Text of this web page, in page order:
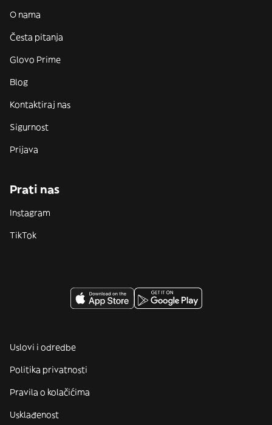
O nama
Česta pitanja
Glovo Prime
Blog
Kontaktiraj nas
Sigurnost
Prijava
Prati nas
Instagram
TikTok
Uslovi i odredbe
Politika privatnosti
Pravila o kolačićima
Usklađenost